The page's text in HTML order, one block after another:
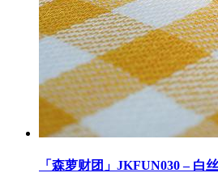
「森萝财团」JKFUN030 – 白